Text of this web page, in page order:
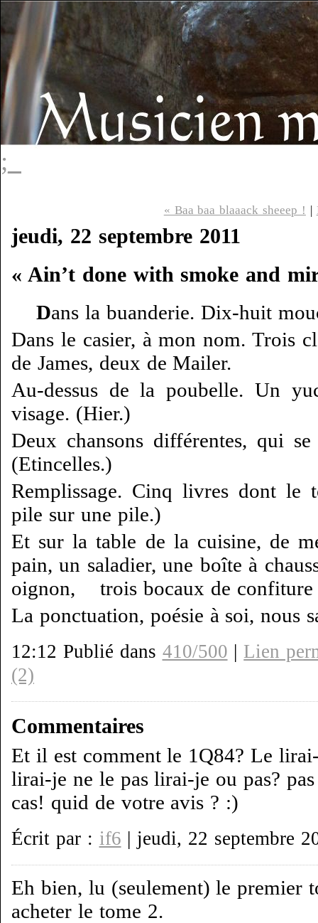
;_
« Baa baa blaaack sheeep ! |
jeudi, 22 septembre 2011
« Ain’t done with smoke and
Dans la buanderie. Dix-huit
Dans le casier, à mon nom. Trois
de James, deux de Mailer.
Au-dessus de la poubelle. Un
visage. (Hier.)
Deux chansons différentes, qui
(Etincelles.)
Remplissage. Cinq livres dont
pile sur une pile.)
Et sur la table de la cuisine, de
pain, un saladier, une boîte à
oignon,
trois bocaux de confiture
La ponctuation, poésie à soi, nous
12:12 Publié dans 410/500 | Lien
(2)
Commentaires
Et il est comment le 1Q84? Le
lirai-je ne le pas lirai-je ou pas?
cas! quid de votre avis ? :)
Écrit par : if6 | jeudi, 22 septembre
Eh bien, lu (seulement) le premier
acheter le tome 2.